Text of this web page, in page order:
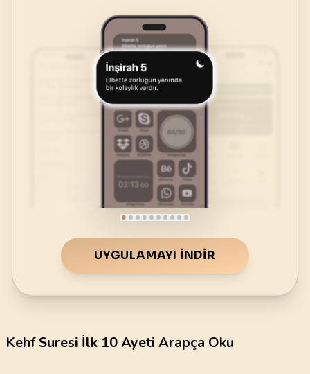
UYGULAMAYI İNDIR
Kehf Suresi İlk 10 Ayeti Arapça Oku